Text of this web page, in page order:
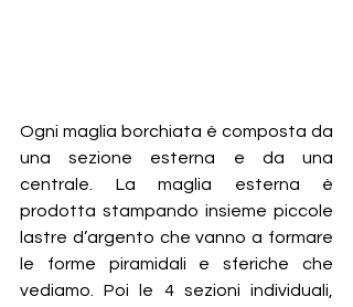
Ogni maglia borchiata è composta da
una sezione esterna e da una
centrale. La maglia esterna è
prodotta stampando insieme piccole
lastre d’argento che vanno a formare
le forme piramidali e sferiche che
vediamo. Poi le 4 sezioni individuali,